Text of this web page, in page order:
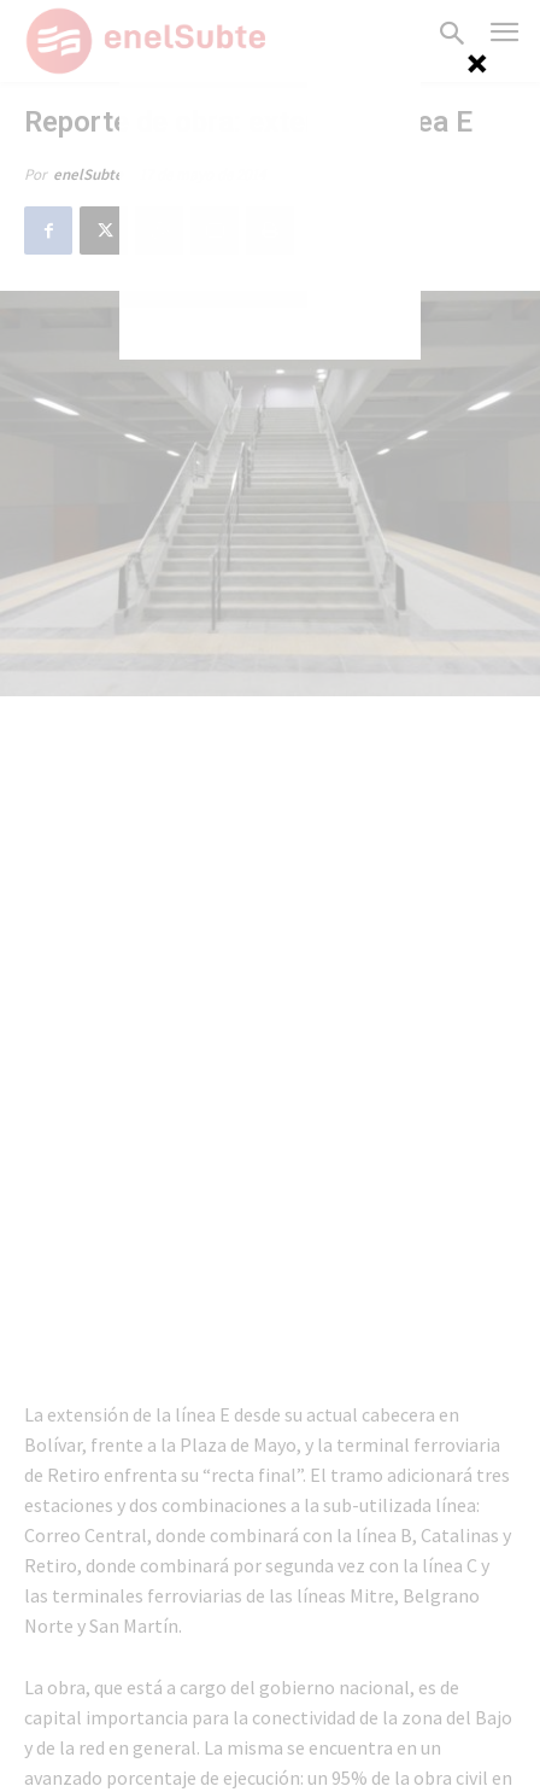
Reporte de obra: extensión línea E
Por enelSubte
La extensión de la línea E desde su actual cabecera en
Bolívar, frente a la Plaza de Mayo, y la terminal ferroviaria
de Retiro enfrenta su “recta final”. El tramo adicionará tres
estaciones y dos combinaciones a la sub-utilizada línea:
Correo Central, donde combinará con la línea B, Catalinas y
Retiro, donde combinará por segunda vez con la línea C y
las terminales ferroviarias de las líneas Mitre, Belgrano
Norte y San Martín.
La obra, que está a cargo del gobierno nacional, es de
capital importancia para la conectividad de la zona del Bajo
y de la red en general. La misma se encuentra en un
avanzado porcentaje de ejecución: un 95% de la obra civil en